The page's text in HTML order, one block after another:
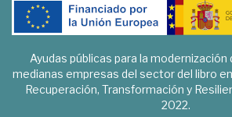
Ayudas públicas para la modernización
medianas empresas del sector del libro
Recuperación, Transformación y
2022.